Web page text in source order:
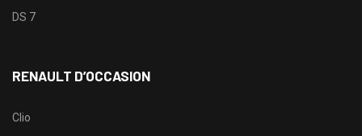
DS 7
RENAULT D’OCCASION
Clio